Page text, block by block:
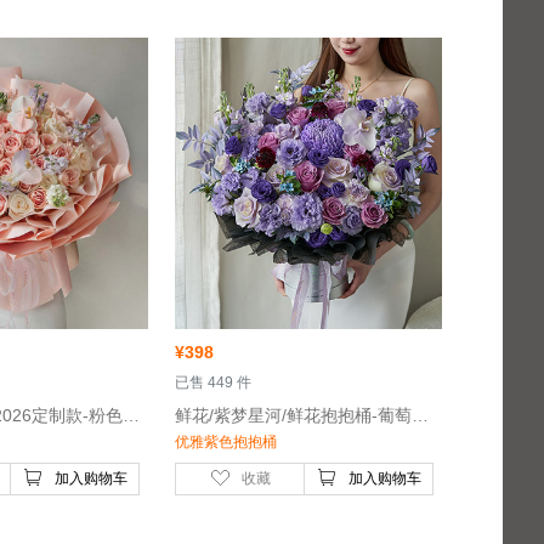
加入购物车
¥398
已售 449 件
优雅紫色抱抱桶
收藏 加入购物车